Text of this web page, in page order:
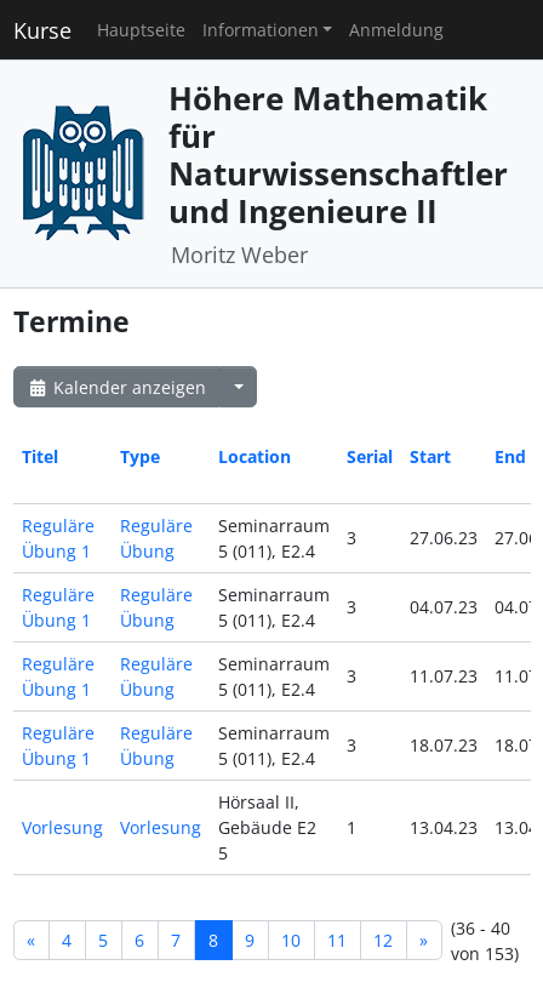
Kurse Hauptseite Informationen Anmeldung
Höhere Mathematik
für
Naturwissenschaftler
und Ingenieure II
Moritz Weber
Termine
Kalender anzeigen
Titel Type Location Serial Start End
Reguläre
Übung 1
Reguläre
Übung
Seminarraum
5 (011), E2.4
3 27.06.23
Reguläre
Übung 1
Reguläre
Übung
Seminarraum
5 (011), E2.4
3 04.07.23
Reguläre
Übung 1
Reguläre
Übung
Seminarraum
5 (011), E2.4
3 11.07.23
Reguläre
Übung 1
Reguläre
Übung
Seminarraum
5 (011), E2.4
3 18.07.23
Vorlesung Vorlesung
Hörsaal II,
Gebäude E2
5
1 13.04.23
« 4 5 6 7 8 9 10 11 12 »
(36 - 40
von 153)